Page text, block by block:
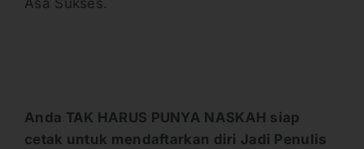
Asa Sukses.
Anda TAK HARUS PUNYA NASKAH siap
cetak untuk mendaftarkan diri Jadi Penulis